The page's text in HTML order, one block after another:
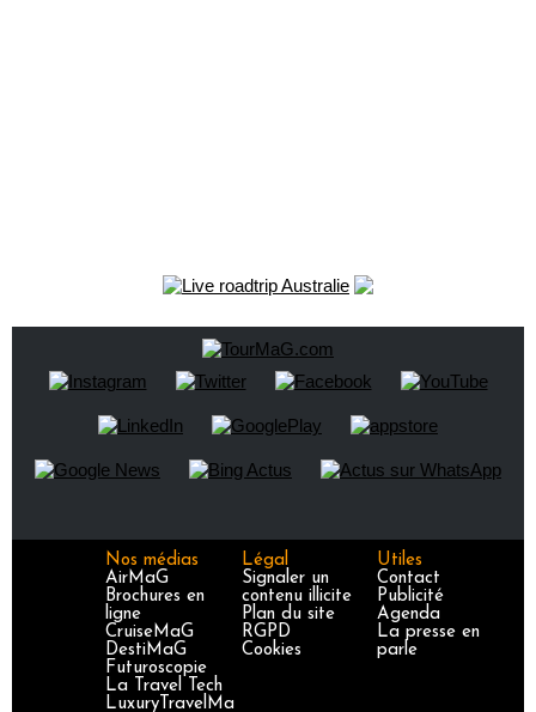
Nos médias
AirMaG
Brochures en
ligne
CruiseMaG
DestiMaG
Futuroscopie
La Travel Tech
LuxuryTravelMa
Légal
Signaler un
contenu illicite
Plan du site
RGPD
Cookies
Utiles
Contact
Publicité
Agenda
La presse en
parle